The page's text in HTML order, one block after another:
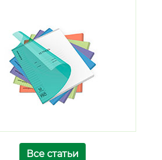
Все статьи